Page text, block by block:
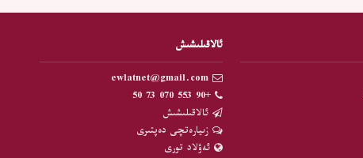
ئالاقىلىشىش
ewlatnet@gmail.com
+90 553 070 73 50
ئالاقىلىشىش
زىيارەتچى دەپتىرى
ئەۋلاد تورى